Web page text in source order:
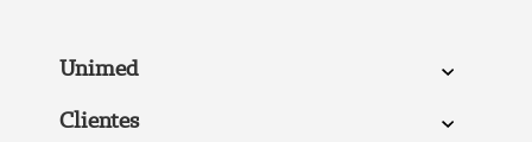
Unimed
Clientes